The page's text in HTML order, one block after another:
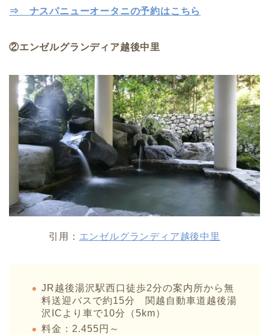
⇒ ナスパニューオータニの予約はこちら
②エンゼルグランディア越後中里
引用： エンゼルグランディア越後中里
JR越後湯沢駅西口徒歩2分の案内所から無
料送迎バスで約15分 関越自動車道越後湯
沢ICより車で10分（5km）
料金：2.455円～